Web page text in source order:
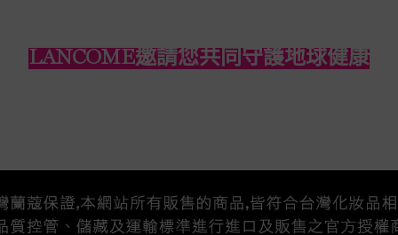
LANCOME邀請您共同守護地球健康